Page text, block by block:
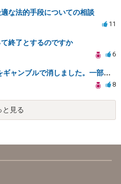
な法的手段についての相談
11
終了とするのですか
6
母が家族の金3600万円をギャンブルで消しました。一部でもいいので回収できませんか
8
と見る